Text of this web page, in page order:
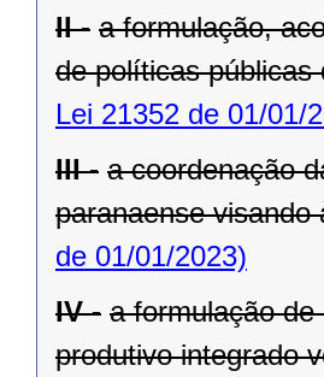
II - a formulação,
de políticas públicas
Lei 21352 de 01/01/
III - a coordenação
paranaense visando
de 01/01/2023)
IV - a formulação
produtivo integrado